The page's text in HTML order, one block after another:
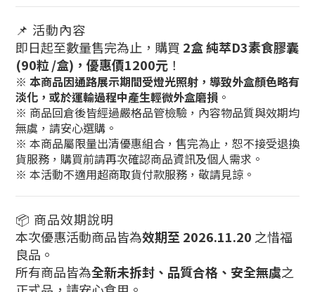
📌 活動內容
即日起至數量售完為止，購買 2盒純萃D3素食膠囊
(90粒/盒)， 優惠價1200元 ！
※ 本商品因通路展示期間受燈光照射，導致外盒顏色略有
淡化，或於運輸過程中產生輕微外盒磨損 。
※ 商品回倉後皆經過嚴格品管檢驗，內容物品質與效期均
無虞，請安心選購。
※ 本商品屬限量出清優惠組合，售完為止，恕不接受退換
貨服務，購買前請再次確認商品資訊及個人需求。
※ 本活動不適用超商取貨付款服務，敬請見諒。
📦 商品效期說明
本次優惠活動商品皆為效期至 2026.11.20 之惜福
良品。
所有商品皆為全新未拆封、品質合格、安全無虞之